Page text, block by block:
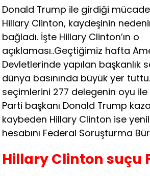
Donald Trump ile girdiği
Hillary Clinton, kaydeşinin
bağladı. İşte Hillary Clinton’ın o
açıklaması..Geçtiğimiz hafta
Devletlerinde yapılan başkanlık
dünya basınında büyük yer
seçimlerini 277 delegenin oyu
Parti başkanı Donald Trump
kaybeden Hillary Clinton ise
hesabını Federal Soruşturma
Hillary Clinton suçu